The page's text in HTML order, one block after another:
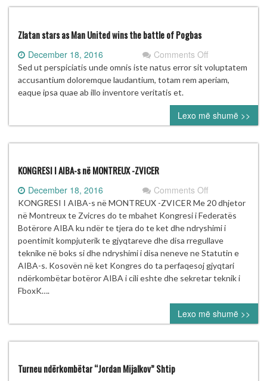
Zlatan stars as Man United wins the battle of Pogbas
December 18, 2016 Comments Offon
Zlatan
stars
Man
United
wins
the
Sed ut perspiciatis unde omnis iste natus error sit voluptatem
accusantium doloremque laudantium, totam rem aperiam,
eaque ipsa quae ab illo inventore veritatis et.
Lexo më shumë >>
KONGRESI I AIBA-s në MONTREUX -ZVICER
December 18, 2016 Comments Offon
KONGRESI
I
AIBA-
s
në
MONTREUX
-
KONGRESI I AIBA-s në MONTREUX -ZVICER Me 20 dhjetor
në Montreux te Zvicres do te mbahet Kongresi i Federatës
Botërore AIBA ku ndër te tjera do te ket dhe ndryshimi i
poentimit kompjuterik te gjyqtareve dhe disa rregullave
teknike në boks si dhe ndryshimi i disa neneve ne Statutin e
AIBA-s. Kosovën në ket Kongres do ta perfaqesoj gjyqtari
ndërkombëtar botëror AIBA i cili eshte dhe sekretar teknik i
FboxK….
Lexo më shumë >>
Turneu ndërkombëtar “Jordan Mijalkov” Shtip